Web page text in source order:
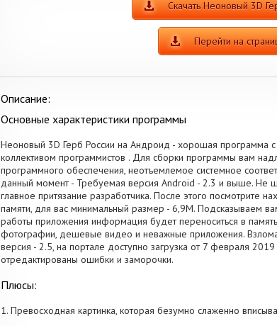
Скачать Неоновый 3D
Перейти на
Описание:
Основные характеристики программы
Неоновый 3D Герб России на Андроид - хорошая программа
коллективом программистов . Для сборки программы вам
программного обеспечения, неотъемлемое системное
данный момент - Требуемая версия Android - 2.3 и выше. Не
главное притязание разработчика. После этого посмотрите
памяти, для вас минимальный размер - 6,9M. Подсказываем
работы приложения информация будет переноситься в
фотографии, дешевые видео и неважные приложения.
версия - 2.5, на портале доступно загрузка от 7 февраля
отредактированы ошибки и заморочки.
Плюсы:
1. Превосходная картинка, которая безумно слаженно